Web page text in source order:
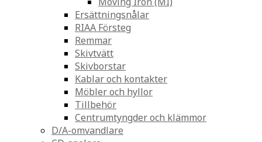
Ersättningsnålar
RIAA Försteg
Remmar
Skivtvätt
Skivborstar
Kablar och kontakter
Möbler och hyllor
Tillbehör
Centrumtyngder och klämmor
D/A-omvandlare